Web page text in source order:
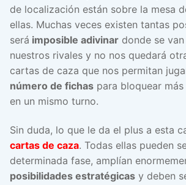
de localización están sobre la mesa
ellas. Muchas veces existen tantas
será imposible adivinar donde se
nuestros rivales y no nos quedará
cartas de caza que nos permitan
número de fichas para bloquear
en un mismo turno.
Sin duda, lo que le da el plus a esta
cartas de caza. Todas ellas pueden
determinada fase, amplían
posibilidades estratégicas y deben